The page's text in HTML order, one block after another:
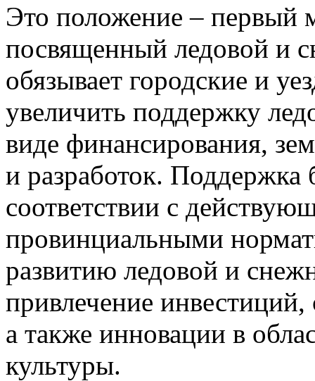
Это положение – первый
посвященный ледовой и
обязывает городские и
увеличить поддержку
виде финансирования,
и разработок. Поддержка
соответствии с
провинциальными
развитию ледовой и
привлечение инвестиций,
а также инновации в
культуры.